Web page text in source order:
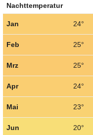
Nachttemperatur
Jan 24°
Feb 25°
Mrz 25°
Apr 24°
Mai 23°
Jun 20°